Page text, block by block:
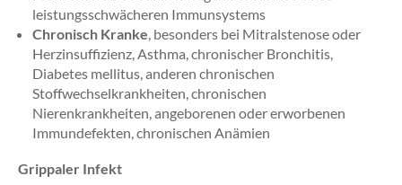
leistungsschwächeren Immunsystems
Chronisch Kranke, besonders bei Mitralstenose oder
Herzinsuffizienz, Asthma, chronischer Bronchitis,
Diabetes mellitus, anderen chronischen
Stoffwechselkrankheiten, chronischen
Nierenkrankheiten, angeborenen oder erworbenen
Immundefekten, chronischen Anämien
Grippaler Infekt